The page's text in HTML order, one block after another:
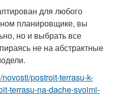
для любого
планировщике, вы
но и выбрать все
не на абстрактные
postroit-terrasu-k-
terrasu-na-dache-svoimi-